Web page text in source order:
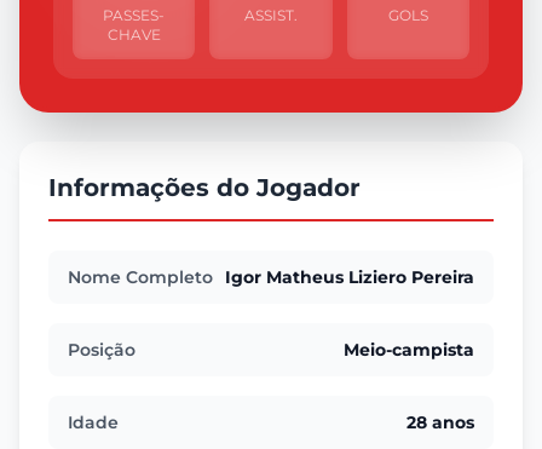
PASSES-
CHAVE
ASSIST. GOLS
Informações do Jogador
Nome Completo Igor Matheus Liziero Pereira
Posição Meio-campista
Idade 28 anos